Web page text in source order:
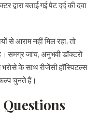
बताई गई पेट दर्द की दवा
से आराम नहीं मिल रहा, तो
समग्र जांच, अनुभवी डॉक्टरों
के साथ रीजेंसी हॉस्पिटल्स
चुनते हैं।